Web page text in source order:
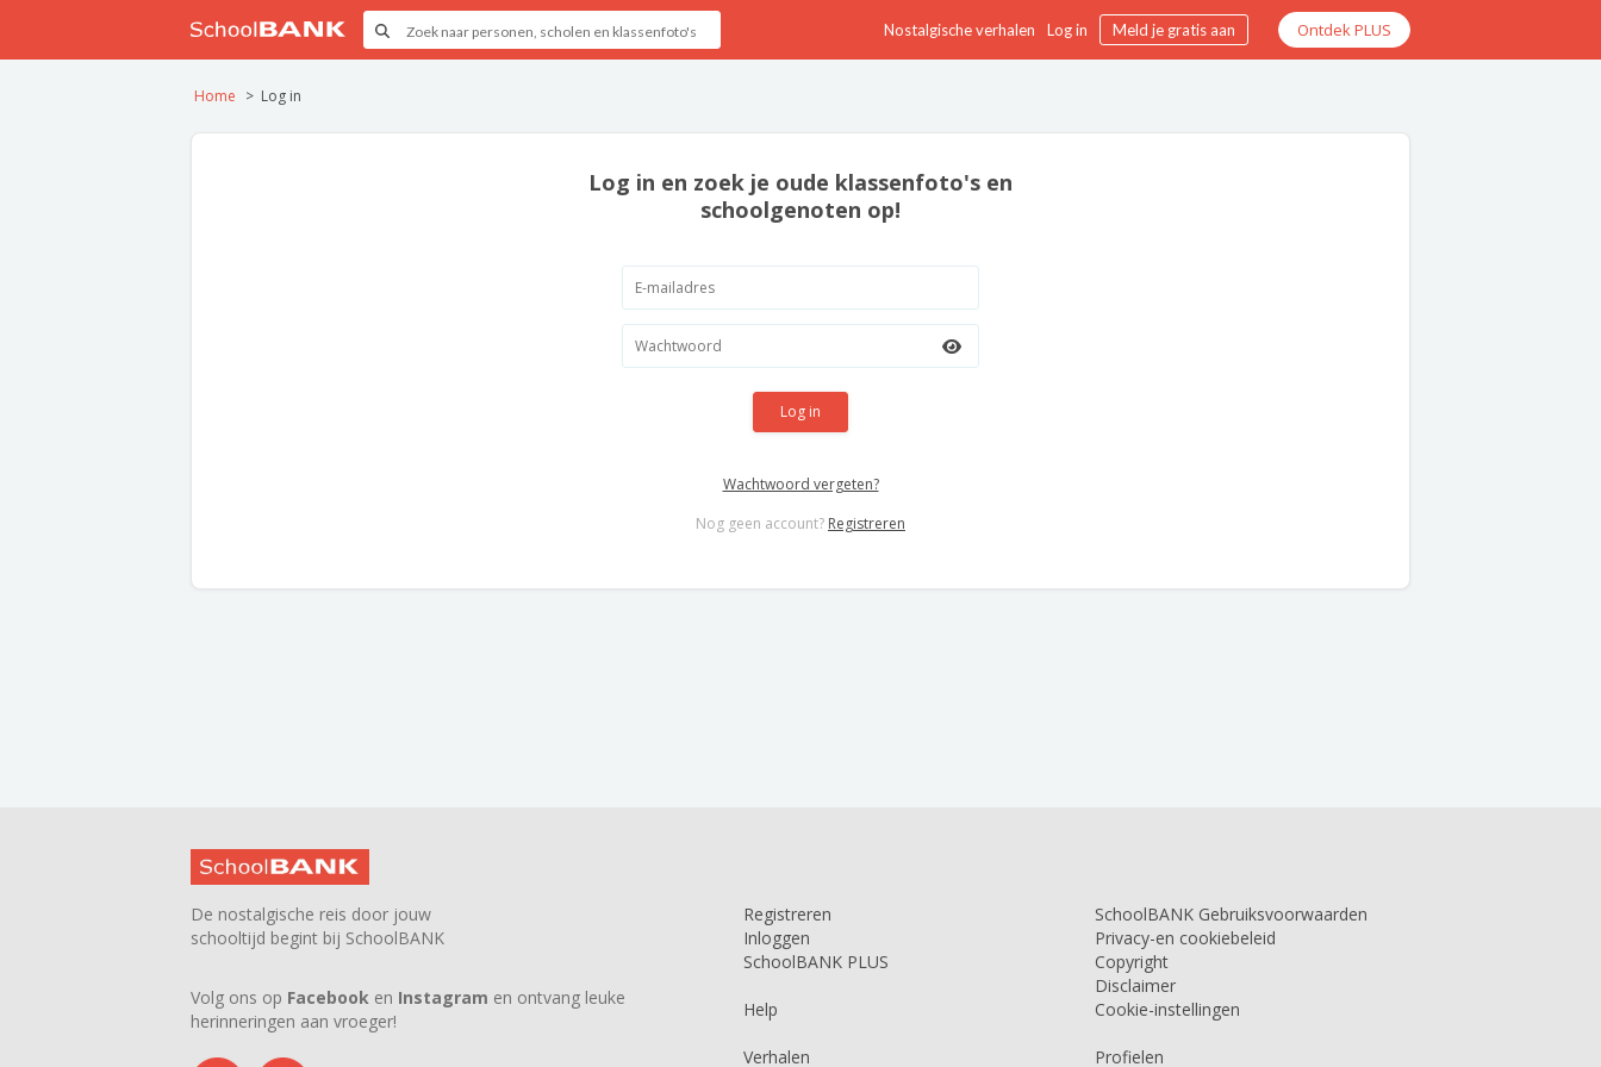
Nostalgische verhalen Log in Meld je gratis aan Ontdek PLUS
Home Log in
Log in en zoek je oude klassenfoto's en
schoolgenoten op!
Log in
Wachtwoord vergeten?
Nog geen account? Registreren
De nostalgische reis door jouw
schooltijd begint bij SchoolBANK
Volg ons op Facebook en Instagram en ontvang leuke
herinneringen aan vroeger!
Registreren
Inloggen
SchoolBANK PLUS
Help
Verhalen
SchoolBANK Gebruiksvoorwaarden
Privacy-en cookiebeleid
Copyright
Disclaimer
Cookie-instellingen
Profielen